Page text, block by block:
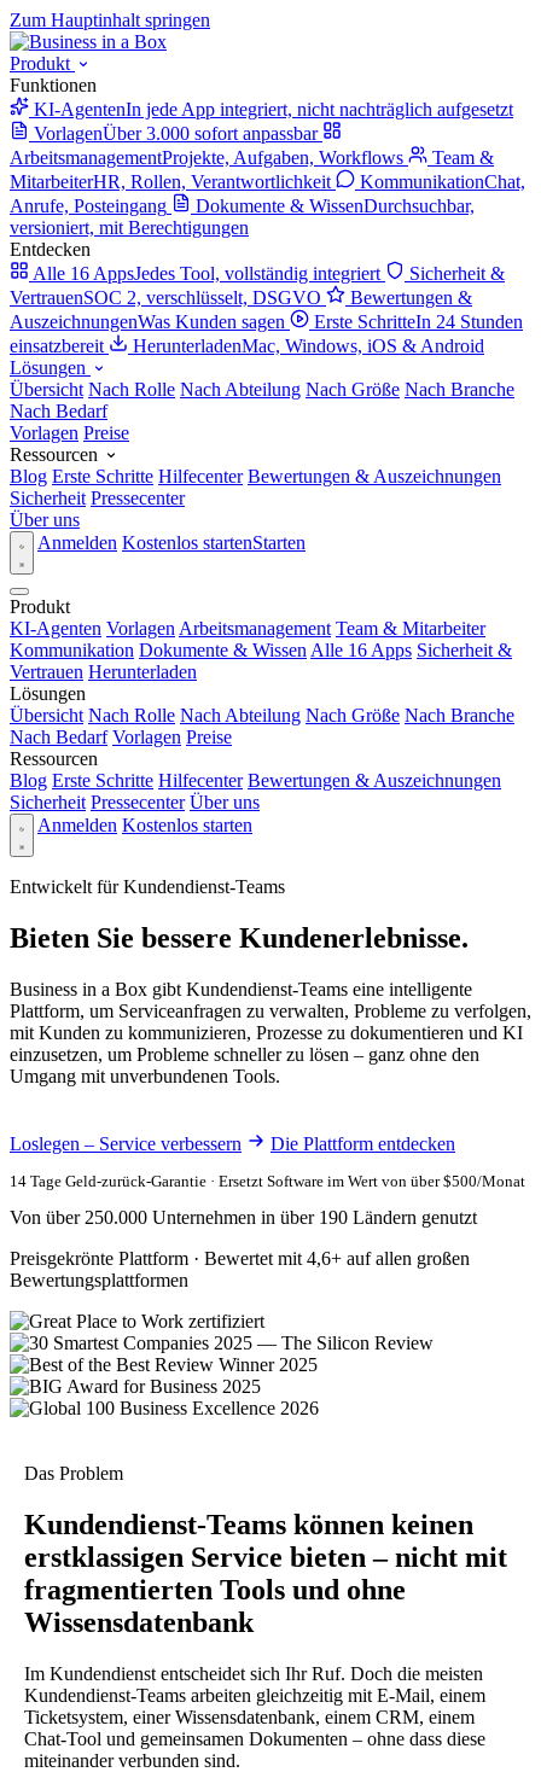
Zum Hauptinhalt springen
Produkt
Funktionen
KI-AgentenIn jede App integriert, nicht nachträglich aufgesetzt
VorlagenÜber 3.000 sofort anpassbar
ArbeitsmanagementProjekte, Aufgaben, Workflows
Team &
MitarbeiterHR, Rollen, Verantwortlichkeit KommunikationChat,
Anrufe, Posteingang
Dokumente & WissenDurchsuchbar,
versioniert, mit Berechtigungen
Entdecken
Alle 16 AppsJedes Tool, vollständig integriert
Sicherheit &
VertrauenSOC 2, verschlüsselt, DSGVO
Bewertungen &
AuszeichnungenWas Kunden sagen Erste SchritteIn 24 Stunden
einsatzbereit
HerunterladenMac, Windows, iOS & Android
Lösungen
Übersicht Nach Rolle Nach Abteilung Nach Größe Nach Branche
Nach Bedarf
Vorlagen Preise
Ressourcen
Blog Erste Schritte Hilfecenter Bewertungen & Auszeichnungen
Sicherheit Pressecenter
Über uns
Anmelden Kostenlos startenStarten
Produkt
KI-Agenten Vorlagen Arbeitsmanagement Team & Mitarbeiter
Kommunikation Dokumente & Wissen Alle 16 Apps Sicherheit &
Vertrauen Herunterladen
Lösungen
Übersicht Nach Rolle Nach Abteilung Nach Größe Nach Branche
Nach Bedarf Vorlagen Preise
Ressourcen
Blog Erste Schritte Hilfecenter Bewertungen & Auszeichnungen
Sicherheit Pressecenter Über uns
Anmelden Kostenlos starten
Entwickelt für Kundendienst-Teams
Bieten Sie bessere Kundenerlebnisse.
Business in a Box gibt Kundendienst-Teams eine intelligente
Plattform, um Serviceanfragen zu verwalten, Probleme zu verfolgen,
mit Kunden zu kommunizieren, Prozesse zu dokumentieren und KI
einzusetzen, um Probleme schneller zu lösen – ganz ohne den
Umgang mit unverbundenen Tools.
Loslegen – Service verbessern Die Plattform entdecken
14 Tage Geld-zurück-Garantie · Ersetzt Software im Wert von über $500/Monat
Von über 250.000 Unternehmen in über 190 Ländern genutzt
Preisgekrönte Plattform · Bewertet mit 4,6+ auf allen großen
Bewertungsplattformen
Das Problem
Kundendienst-Teams können keinen
erstklassigen Service bieten – nicht mit
fragmentierten Tools und ohne
Wissensdatenbank
Im Kundendienst entscheidet sich Ihr Ruf. Doch die meisten
Kundendienst-Teams arbeiten gleichzeitig mit E-Mail, einem
Ticketsystem, einer Wissensdatenbank, einem CRM, einem
Chat-Tool und gemeinsamen Dokumenten – ohne dass diese
miteinander verbunden sind.